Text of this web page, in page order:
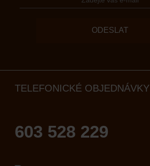
ODESLAT
TELEFONICKÉ OBJEDNÁVKY
603 528 229